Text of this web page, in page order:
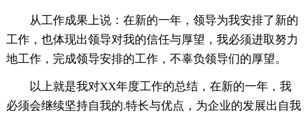
从工作成果上说：在新的一年， 领导为我安排了新的
工作，也体现出领导对我的信任与厚望，我必须进取努力
地工作，完成领导安排的工作，不辜负领导们的厚望。
以上就是我对XX年度工作的总结，在新的一年，我
必须会继续坚持自我的.特长与优点，为企业的发展出自我